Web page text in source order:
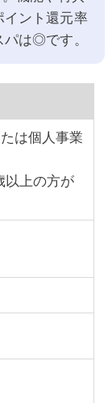
イント還元率
は◎です。
は個人事業
以上の方が